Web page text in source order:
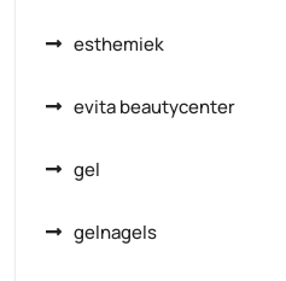
esthemiek
evita beautycenter
gel
gelnagels